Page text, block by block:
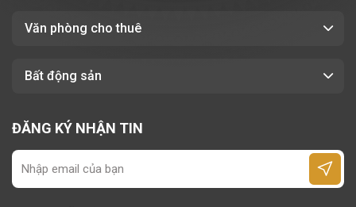
Văn phòng cho thuê
Bất động sản
ĐĂNG KÝ NHẬN TIN